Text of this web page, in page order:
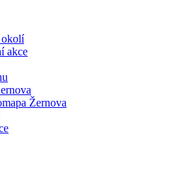
okolí
akce
Žernova